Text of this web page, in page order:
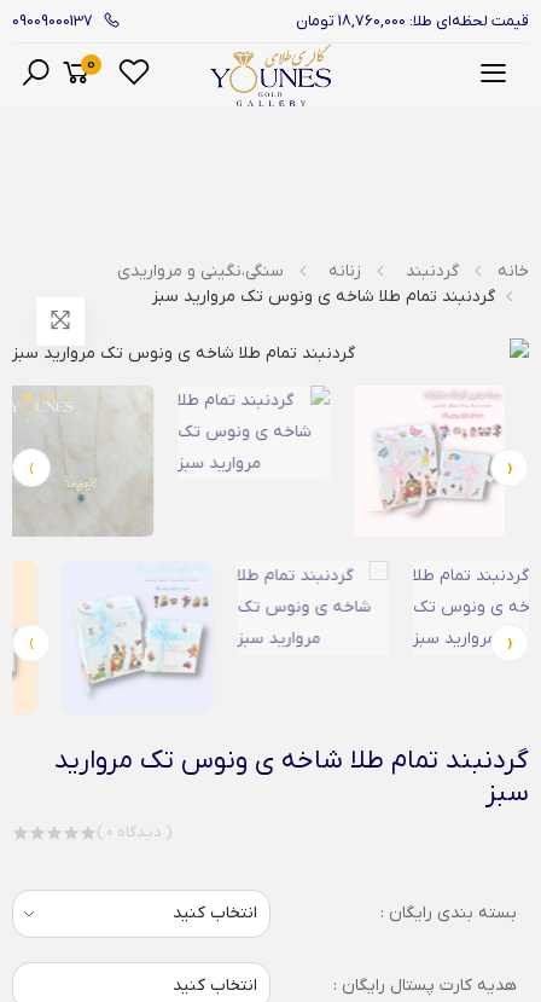
قیمت لحظه‌ای طلا: 18,760,000 تومان 09009000137
0
خانه گردنبند زنانه
سنگی،نگینی و مرواریدی
گردنبند تمام طلا شاخه ی ونوس تک مروارید سبز
‹
›
‹
›
گردنبند تمام طلا شاخه ی ونوس تک مروارید
سبز
( 0 دیدگاه )
بسته بندی رایگان :
هدیه کارت پستال رایگان : انتخاب کنید